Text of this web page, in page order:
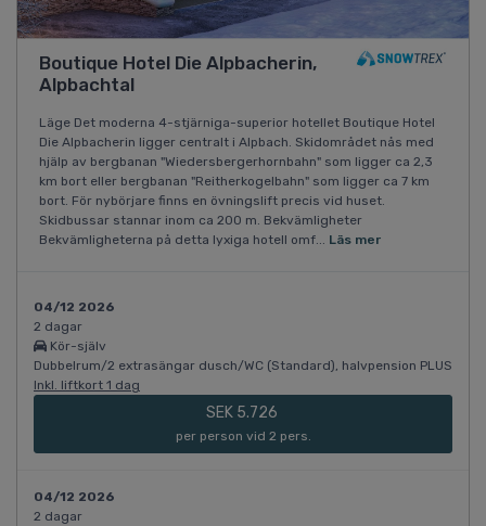
Boutique Hotel Die Alpbacherin,
Alpbachtal
Läge Det moderna 4-stjärniga-superior hotellet Boutique Hotel
Die Alpbacherin ligger centralt i Alpbach. Skidområdet nås med
hjälp av bergbanan "Wiedersbergerhornbahn" som ligger ca 2,3
km bort eller bergbanan "Reitherkogelbahn" som ligger ca 7 km
bort. För nybörjare finns en övningslift precis vid huset.
Skidbussar stannar inom ca 200 m. Bekvämligheter
Bekvämligheterna på detta lyxiga hotell omf... Läs mer
04/12 2026
2 dagar
Kör-själv
Dubbelrum/2 extrasängar dusch/WC (Standard), halvpension PLUS
Inkl. liftkort 1 dag
SEK 5.726
per person vid 2 pers.
04/12 2026
2 dagar